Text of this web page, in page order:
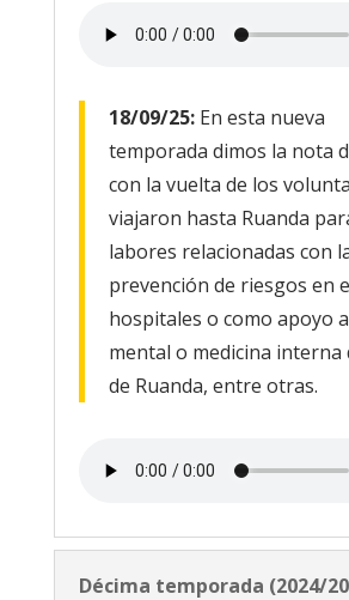
18/09/25:En esta nueva
temporada dimos la nota
con la vuelta de los
viajaron hasta Ruanda
labores relacionadas con
prevención de riesgos en
hospitales o como apoyo
mental o medicina interna
de Ruanda, entre otras.
Décima temporada (2024/